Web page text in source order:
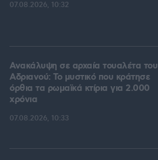
07.08.2026, 10:32
Ανακάλυψη σε αρχαία τουαλέτα του
Αδριανού: Το μυστικό που κράτησε
όρθια τα ρωμαϊκά κτίρια για 2.000
χρόνια
07.08.2026, 10:33